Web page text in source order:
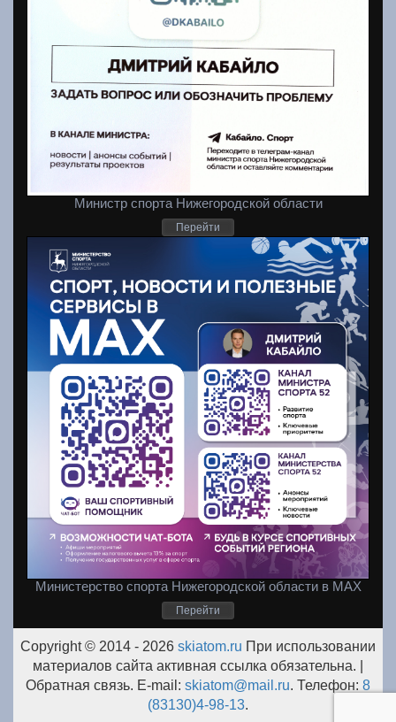
Министр спорта Нижегородской области
Перейти
Министерство спорта Нижегородской области в MAX
Перейти
Copyright © 2014 - 2026 skiatom.ru При использовании
материалов сайта активная ссылка обязательна. |
Обратная связь. E-mail: skiatom@mail.ru. Телефон: 8
(83130)4-98-13.